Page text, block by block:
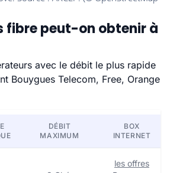
fibre peut-on obtenir à
avec le débit le plus rapide
Bouygues Telecom, Free, Orange
DÉBIT
MAXIMUM
BOX
INTERNET
les offres